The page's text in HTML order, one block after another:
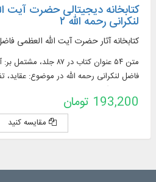
کتابخانه دیجیتالی حضرت آیت
لنکرانی رحمه الله ۲
کتابخانه آثار حضرت آیت الله العظمی
متن ۵۴ عنوان کتاب در ۸۷
فاضل لنکرانی رحمه الله در موضوع:
193,200 تومان
مقایسه کنید